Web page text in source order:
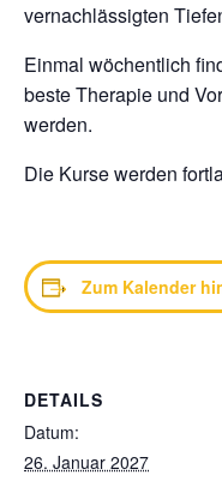
vernachlässigten
Einmal wöchentlich
beste Therapie und
werden.
Die Kurse werden
Zum Kalender
DETAILS
Datum:
26. Januar 2027